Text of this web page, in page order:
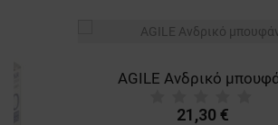
AGILE Ανδρικό
21,30 €